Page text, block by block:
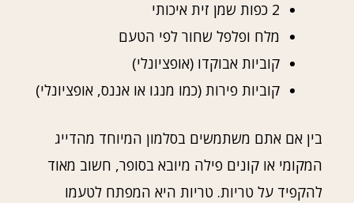
2 כפות שמן זית איכותי
מלח ופלפל שחור לפי הטעם
קוביות אבוקדו (אופציונלי)
קוביות פירות (כמו מנגו או אננס, אופציונלי)
בין אם אתם משתמשים בסלמון המיוחד מהדייג
המקומי או קונים פילה מיובא בסופר, חשוב מאוד
להקפיד על טריות. טריות היא המפתח לטעמו